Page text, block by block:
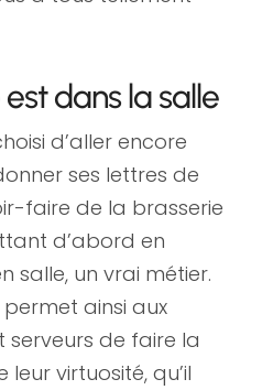
dans la salle
d’aller encore
ses lettres de
faire de la brasserie
d’abord en
salle, un vrai métier.
ainsi aux
serveurs de faire la
virtuosité, qu’il